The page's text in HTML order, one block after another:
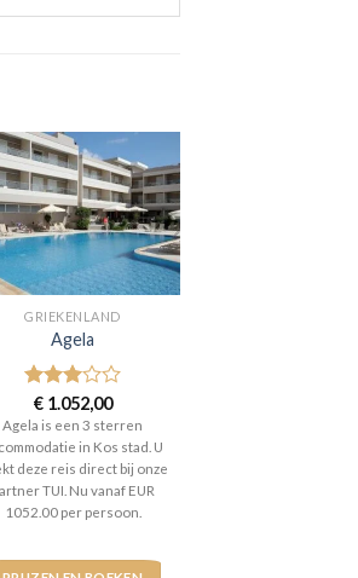
GRIEKENLAND
Agela
Gewaardeerd
3uit 5
€1.052,00
Agela is een 3 sterren
in Kos stad. U
deze reis direct bij onze
TUI. Nu vanaf EUR
1052.00 per persoon.